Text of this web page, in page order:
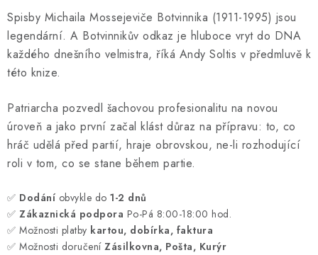
Spisby Michaila Mossejeviče Botvinnika (1911-1995) jsou
legendární. A Botvinnikův odkaz je hluboce vryt do DNA
každého dnešního velmistra, říká Andy Soltis v předmluvě k
této knize.
Patriarcha pozvedl šachovou profesionalitu na novou
úroveň a jako první začal klást důraz na přípravu: to, co
hráč udělá před partií, hraje obrovskou, ne-li rozhodující
roli v tom, co se stane během partie.
✅ Dodání obvykle do 1-2 dnů
✅ Zákaznická podpora Po-Pá 8:00-18:00 hod.
✅ Možnosti platby kartou, dobírka, faktura
✅ Možnosti doručení Zásilkovna, Pošta, Kurýr